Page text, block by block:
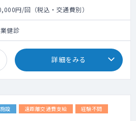
円/回（税込・交通費別）
健診
詳細をみる
設 遠距離交通費支給 経験不問